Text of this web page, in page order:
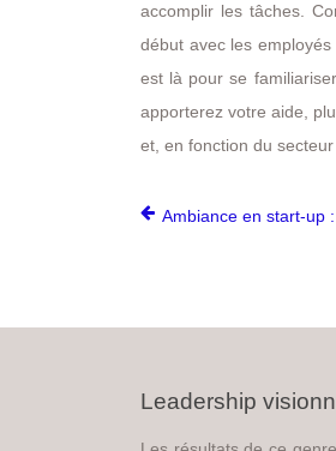
accomplir les tâches.
début avec les
est là pour se
apporterez votre aide,
et, en fonction du
Ambiance en start-up
Leadership